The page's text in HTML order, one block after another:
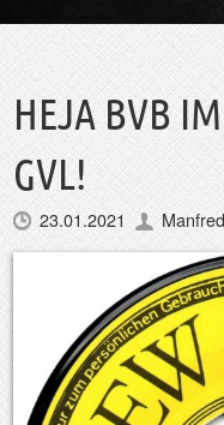
HEJA BVB
GVL!
23.01.2021